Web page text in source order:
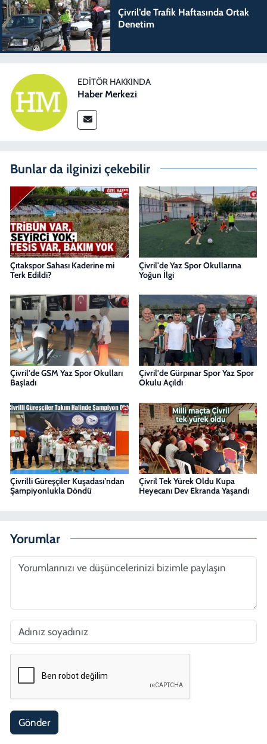
Çivril’de Trafik Haftasında Ortak
Denetim
EDITÖR HAKKINDA
Haber Merkezi
Bunlar da ilginizi çekebilir
Çıtakspor Sahası Kaderine mi
Terk Edildi?
Çivril'de Yaz Spor Okullarına
Yoğun İlgi
Çivril'de GSM Yaz Spor Okulları
Başladı
Çivril'de Gürpınar Spor Yaz Spor
Okulu Açıldı
Çivrilli Güreşçiler Kuşadası’ndan
Şampiyonlukla Döndü
Çivril Tek Yürek Oldu Kupa
Heyecanı Dev Ekranda Yaşandı
Yorumlar
Gönder